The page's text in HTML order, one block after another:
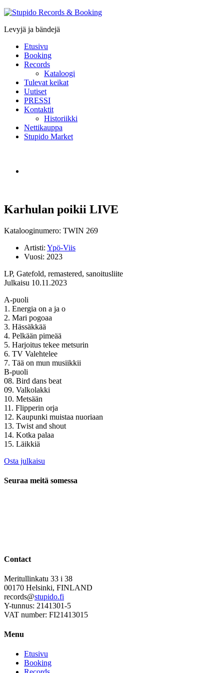
Stupido
&
Levyjä ja bändejä
Etusivu
Booking
Records
Kataloogi
Tulevat keikat
Uutiset
PRESSI
Kontaktit
Historiikki
Nettikauppa
Stupido Market
Karhulan poikii LIVE
Katalooginumero: TWIN 269
Artisti: Ypö-Viis
Vuosi: 2023
LP, Gatefold, remastered, sanoitusliite
Julkaisu 10.11.2023
A-puoli
1. Energia on a ja o
2. Mari pogoaa
3. Hässäkkää
4. Pelkään pimeää
5. Harjoitus tekee metsurin
6. TV Valehtelee
7. Tää on mun musiikkii
B-puoli
08. Bird dans beat
09. Valkolakki
10. Metsään
11. Flipperin orja
12. Kaupunki muistaa nuoriaan
13. Twist and shout
14. Kotka palaa
15. Läikkiä
Osta julkaisu
Seuraa meitä somessa
Contact
Meritullinkatu 33 i 38
00170 Helsinki, FINLAND
records@stupido.fi
Y-tunnus: 2141301-5
VAT number: FI21413015
Menu
Etusivu
Booking